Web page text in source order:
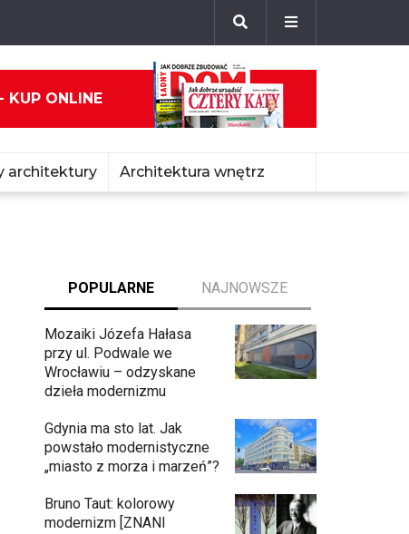
KUP ONLINE
architektury Architektura wnętrz
POPULARNE NAJNOWSZE
Mozaiki Józefa Hałasa
przy ul. Podwale we
Wrocławiu – odzyskane
dzieła modernizmu
Gdynia ma sto lat. Jak
powstało modernistyczne
„miasto z morza i marzeń”?
Bruno Taut: kolorowy
modernizm [ZNANI